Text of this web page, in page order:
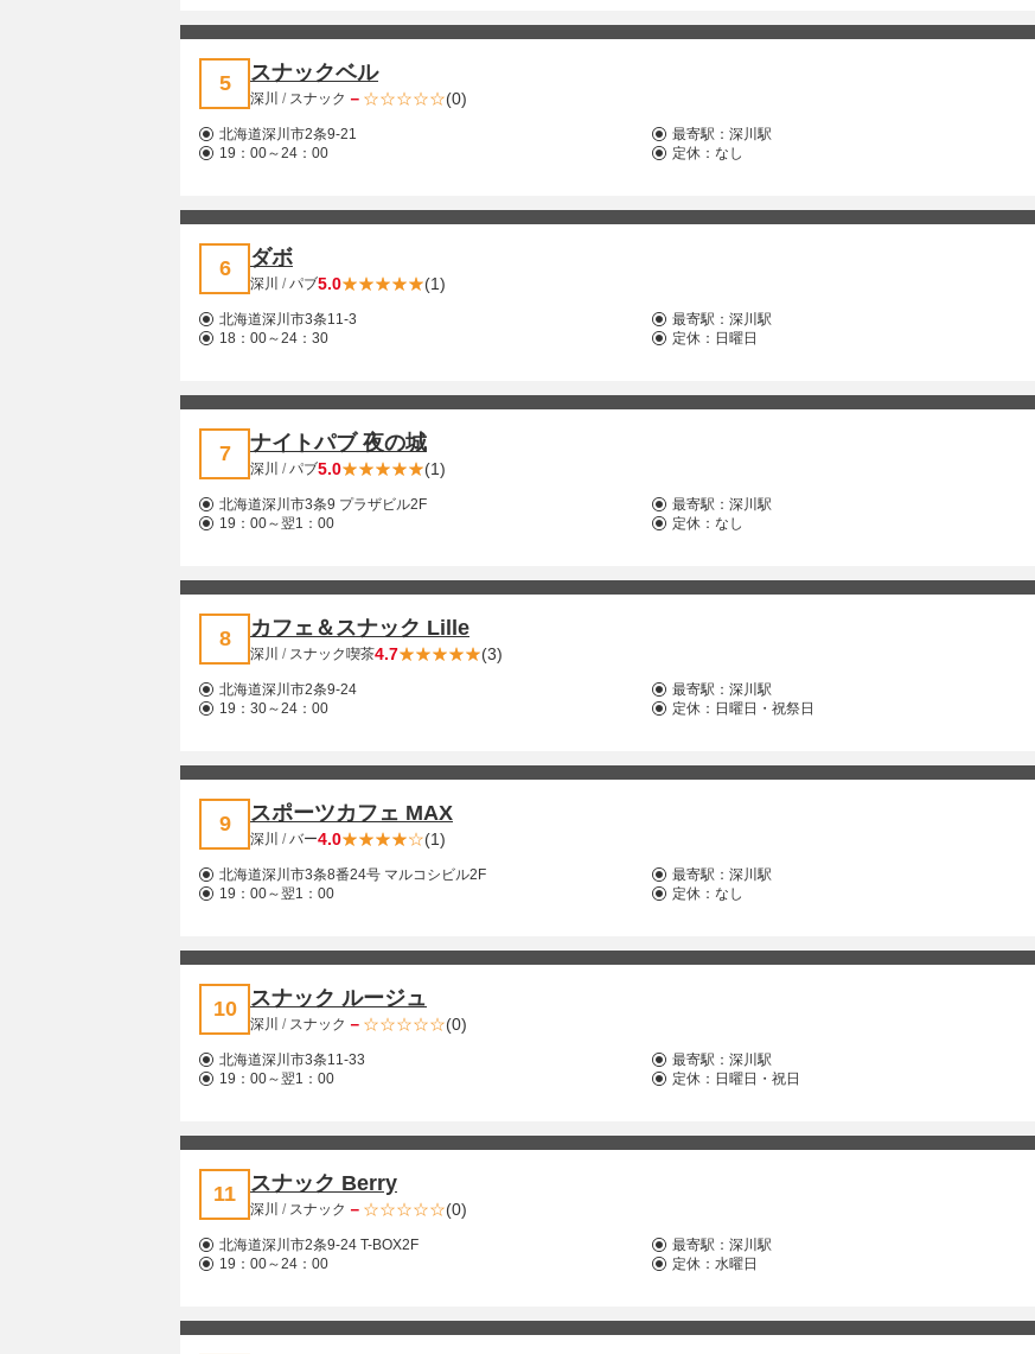
5 スナックベル
深川 / スナック － (0)
北海道深川市2条9-21 最寄駅： 深川駅
19：00～24：00
定休：なし
6 ダボ
深川 /パブ5.0 (1)
北海道深川市3条11-3 最寄駅： 深川駅
18：00～24：30
定休：日曜日
7 ナイトパブ 夜の城
深川 /パブ5.0 (1)
北海道深川市3条9 プラザビル2F 最寄駅： 深川駅
19：00～翌1：00
定休：なし
8 カフェ＆スナック Lille
深川 / スナック喫茶4.7 (3)
北海道深川市2条9-24 最寄駅： 深川駅
19：30～24：00
定休：日曜日・祝祭日
9 スポーツカフェ MAX
深川 /バー4.0 (1)
北海道深川市3条8番24号 マルコシビル2F 最寄駅： 深川駅
19：00～翌1：00
定休：なし
10 スナック ルージュ
深川 / スナック － (0)
北海道深川市3条11-33 最寄駅： 深川駅
19：00～翌1：00
定休：日曜日・祝日
11 スナック Berry
深川 / スナック － (0)
北海道深川市2条9-24 T-BOX2F 最寄駅： 深川駅
19：00～24：00
定休：水曜日